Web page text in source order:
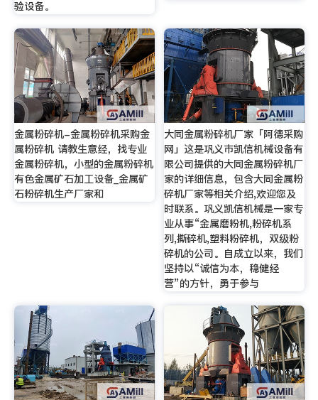
验设备。
金属粉碎机-金属粉碎机采购金
属粉碎机 请教生意经，找专业
金属粉碎机，小型的金属粉碎机
有色金属矿石加工设备_金属矿
石粉碎机生产厂家和
大同金属粉碎机厂家「阿德采购
网」这是巩义市凯信机械设备有
限公司提供的大同金属粉碎机厂
家的详细信息，包含大同金属粉
碎机厂家等相关介绍,欢迎您及
时联系。巩义凯信机械是一家专
业从事“金属磨粉机,粉碎机系
列,撕碎机,塑料粉碎机，双级粉
碎机的公司。自成立以来，我们
坚持以“诚信为本，稳健经
营”的方针，勇于参与